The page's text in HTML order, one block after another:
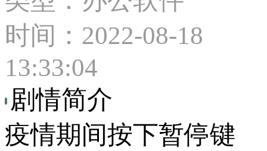
时间：2022-08-18
13:33:04
剧情简介
疫情期间按下暂停键